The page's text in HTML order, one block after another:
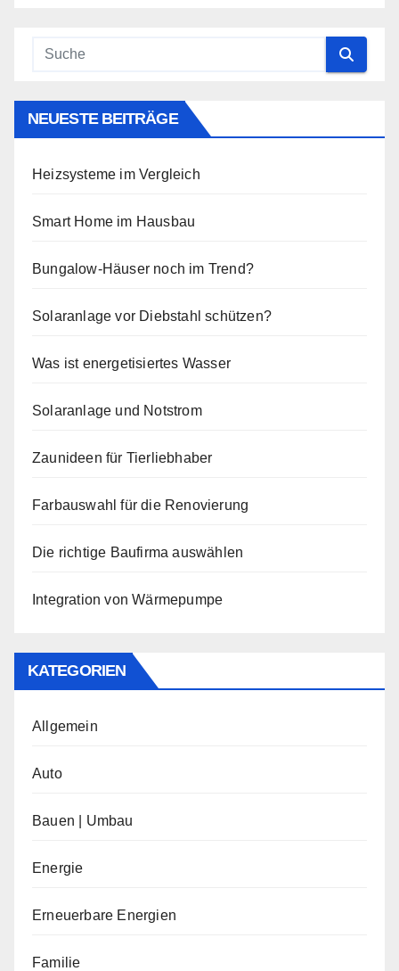
NEUESTE BEITRÄGE
Heizsysteme im Vergleich
Smart Home im Hausbau
Bungalow-Häuser noch im Trend?
Solaranlage vor Diebstahl schützen?
Was ist energetisiertes Wasser
Solaranlage und Notstrom
Zaunideen für Tierliebhaber
Farbauswahl für die Renovierung
Die richtige Baufirma auswählen
Integration von Wärmepumpe
KATEGORIEN
Allgemein
Auto
Bauen | Umbau
Energie
Erneuerbare Energien
Familie